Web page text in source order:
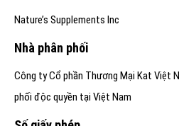
Nature’s Supplements Inc
Nhà phân phối
Công ty Cổ phần Thương Mại Kat Việt
phối độc quyền tại Việt Nam